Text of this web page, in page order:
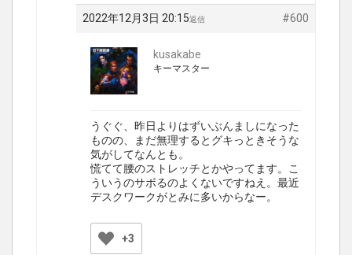
2022年12月3日 20:15 #600
返信
kusakabe
キーマスター
うぐぐ、昨日よりはずいぶんましになった
ものの、まだ無理するとグキっときそうな
気がしてなんとも。
慌てて腰のストレッチとかやってます。こ
ういうのサボるのよくないですねえ。最近
デスクワークがとみに多いからなー。
+3